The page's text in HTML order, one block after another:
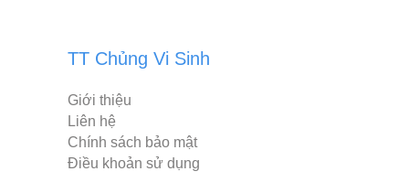
TT Chủng Vi Sinh
Giới thiệu
Liên hệ
Chính sách bảo mật
Điều khoản sử dụng